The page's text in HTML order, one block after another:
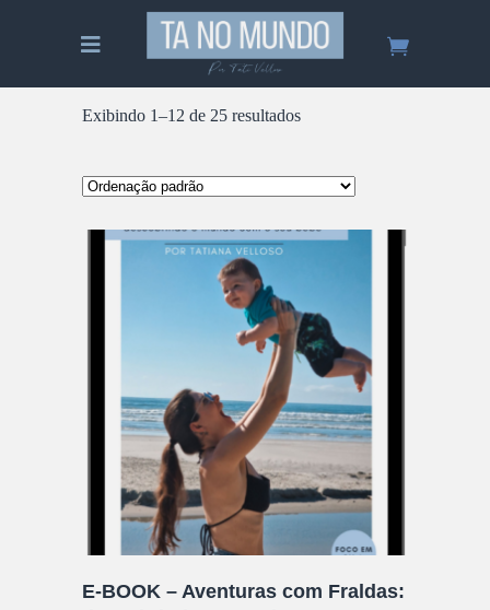
Exibindo 1–12 de 25 resultados
ADICIONAR AO CARRINHO
E-BOOK – Aventuras com Fraldas: